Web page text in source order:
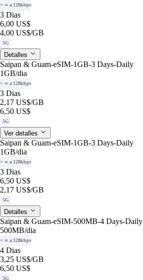
+ ∞ a 128kbps
3 Dias
6,00 US$
4,00 US$/GB
5G
Detalles
Saipan & Guam-eSIM-1GB-3 Days-Daily
1GB/dia
+ ∞ a 128kbps
3 Dias
2,17 US$/GB
6,50 US$
5G
Ver detalles
Saipan & Guam-eSIM-1GB-3 Days-Daily
1GB/dia
+ ∞ a 128kbps
3 Dias
6,50 US$
2,17 US$/GB
5G
Detalles
Saipan & Guam-eSIM-500MB-4 Days-Daily
500MB/dia
+ ∞ a 128kbps
4 Dias
3,25 US$/GB
6,50 US$
5G